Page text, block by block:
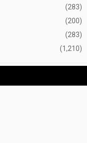
(283)
(200)
(283)
(1,210)